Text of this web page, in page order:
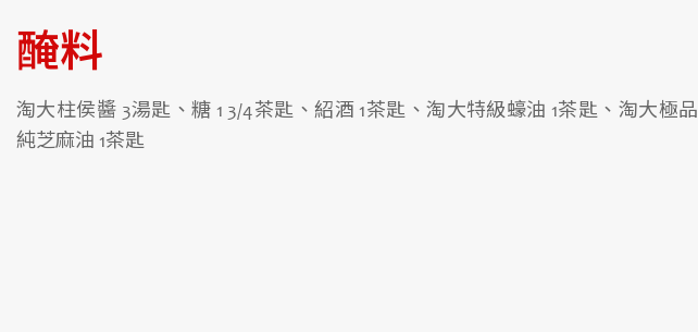
醃料
淘大柱侯醬 3湯匙、糖 1 3/4茶匙、紹酒 1茶匙、淘大特級蠔油 1茶匙、淘大極品
純芝麻油 1茶匙